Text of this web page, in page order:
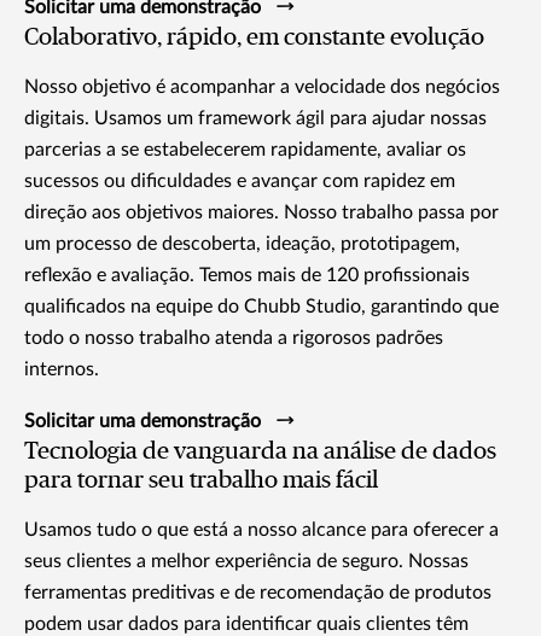
Solicitar uma demonstração
Colaborativo, rápido, em constante evolução
Nosso objetivo é acompanhar a velocidade dos negócios
digitais. Usamos um framework ágil para ajudar nossas
parcerias a se estabelecerem rapidamente, avaliar os
sucessos ou dificuldades e avançar com rapidez em
direção aos objetivos maiores. Nosso trabalho passa por
um processo de descoberta, ideação, prototipagem,
reflexão e avaliação. Temos mais de 120 profissionais
qualificados na equipe do Chubb Studio, garantindo que
todo o nosso trabalho atenda a rigorosos padrões
internos.
Solicitar uma demonstração
Tecnologia de vanguarda na análise de dados
para tornar seu trabalho mais fácil
Usamos tudo o que está a nosso alcance para oferecer a
seus clientes a melhor experiência de seguro. Nossas
ferramentas preditivas e de recomendação de produtos
podem usar dados para identificar quais clientes têm